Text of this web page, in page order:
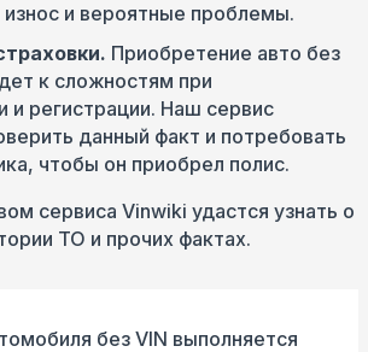
износ и вероятные проблемы.
Приобретение авто без
к сложностям при
и регистрации. Наш сервис
данный факт и потребовать
чтобы он приобрел полис.
сервиса Vinwiki удастся узнать о
ТО и прочих фактах.
без VIN выполняется